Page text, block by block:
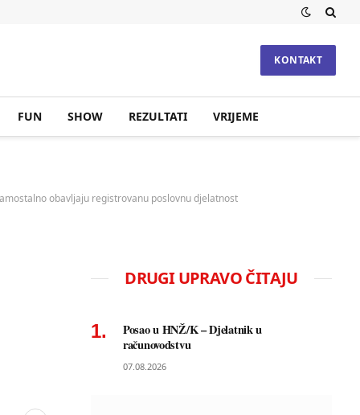
KONTAKT
FUN SHOW REZULTATI VRIJEME
obavljaju registrovanu poslovnu djelatnost
DRUGI UPRAVO ČITAJU
Posao u HNŽ/K – Djelatnik u
računovodstvu
07.08.2026